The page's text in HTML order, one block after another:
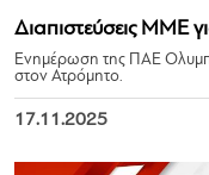
Διαπιστεύσεις ΜΜΕ
Ενημέρωση της ΠΑΕ
στον Ατρόμητο.
17.11.2025